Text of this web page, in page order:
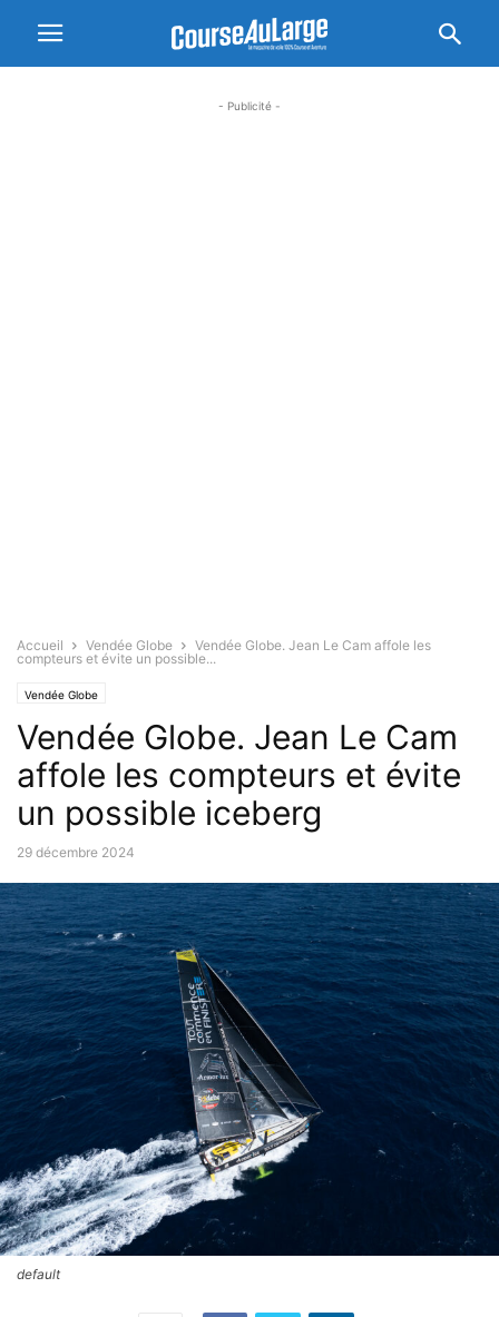
- Publicité -
Accueil Vendée Globe
Vendée Globe. Jean Le Cam affole les
compteurs et évite un possible...
Vendée Globe
Vendée Globe. Jean Le Cam
affole les compteurs et évite
un possible iceberg
29 décembre 2024
default